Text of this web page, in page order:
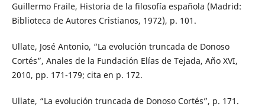
Guillermo Fraile, Historia de la filosofía española (Madrid:
Biblioteca de Autores Cristianos, 1972), p. 101.
Ullate, José Antonio, “La evolución truncada de Donoso
Cortés”, Anales de la Fundación Elías de Tejada, Año XVI,
2010, pp. 171-179; cita en p. 172.
Ullate, “La evolución truncada de Donoso Cortés”, p. 171.